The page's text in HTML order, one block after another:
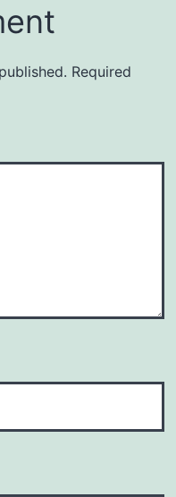
Required